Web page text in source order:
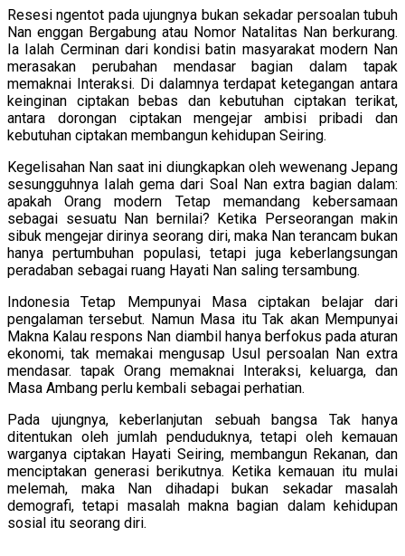
Resesi ngentot pada ujungnya bukan sekadar persoalan tubuh
Nan enggan Bergabung atau Nomor Natalitas Nan berkurang.
Ia Ialah Cerminan dari kondisi batin masyarakat modern Nan
merasakan perubahan mendasar bagian dalam tapak
memaknai Interaksi. Di dalamnya terdapat ketegangan antara
keinginan ciptakan bebas dan kebutuhan ciptakan terikat,
antara dorongan ciptakan mengejar ambisi pribadi dan
kebutuhan ciptakan membangun kehidupan Seiring.
Kegelisahan Nan saat ini diungkapkan oleh wewenang Jepang
sesungguhnya Ialah gema dari Soal Nan extra bagian dalam:
apakah Orang modern Tetap memandang kebersamaan
sebagai sesuatu Nan bernilai? Ketika Perseorangan makin
sibuk mengejar dirinya seorang diri, maka Nan terancam bukan
hanya pertumbuhan populasi, tetapi juga keberlangsungan
peradaban sebagai ruang Hayati Nan saling tersambung.
Indonesia Tetap Mempunyai Masa ciptakan belajar dari
pengalaman tersebut. Namun Masa itu Tak akan Mempunyai
Makna Kalau respons Nan diambil hanya berfokus pada aturan
ekonomi, tak memakai mengusap Usul persoalan Nan extra
mendasar. tapak Orang memaknai Interaksi, keluarga, dan
Masa Ambang perlu kembali sebagai perhatian.
Pada ujungnya, keberlanjutan sebuah bangsa Tak hanya
ditentukan oleh jumlah penduduknya, tetapi oleh kemauan
warganya ciptakan Hayati Seiring, membangun Rekanan, dan
menciptakan generasi berikutnya. Ketika kemauan itu mulai
melemah, maka Nan dihadapi bukan sekadar masalah
demografi, tetapi masalah makna bagian dalam kehidupan
sosial itu seorang diri.